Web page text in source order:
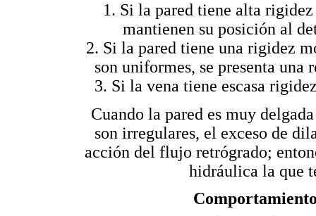
1. Si la pared tiene alta
mantienen su posición al
2. Si la pared tiene una rigidez
son uniformes, se presenta
3. Si la vena tiene escasa
Cuando la pared es muy
son irregulares, el exceso de
acción del flujo retrógrado;
hidráulica la que